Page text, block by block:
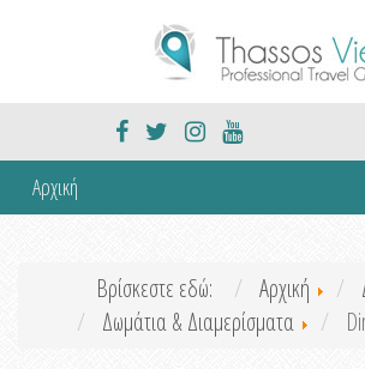
Αρχική
Βρίσκεστε εδώ: Αρχική
Δωμάτια & Διαμερίσματα